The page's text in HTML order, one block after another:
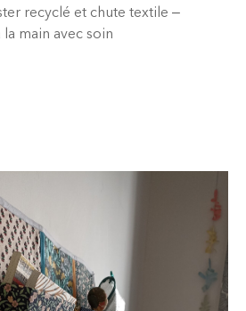
recyclé et chute textile –
main avec soin
premier lavage conseillé à
– Laver sur l’envers –
en machine.
de Berthe : le tissu coton à